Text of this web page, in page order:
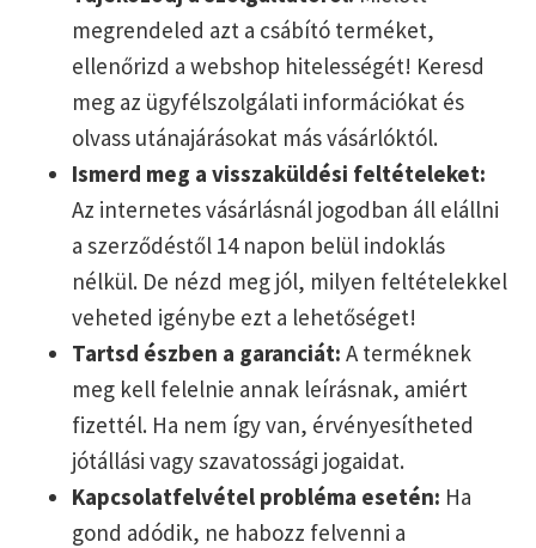
megrendeled azt a csábító terméket,
ellenőrizd a webshop hitelességét! Keresd
meg az ügyfélszolgálati információkat és
olvass utánajárásokat más vásárlóktól.
Ismerd meg a visszaküldési feltételeket:
Az internetes vásárlásnál jogodban áll elállni
a szerződéstől 14 napon belül indoklás
nélkül. De nézd meg jól, milyen feltételekkel
veheted igénybe ezt a lehetőséget!
Tartsd észben a garanciát: A terméknek
meg kell felelnie annak leírásnak, amiért
fizettél. Ha nem így van, érvényesítheted
jótállási vagy szavatossági jogaidat.
Kapcsolatfelvétel probléma esetén: Ha
gond adódik, ne habozz felvenni a